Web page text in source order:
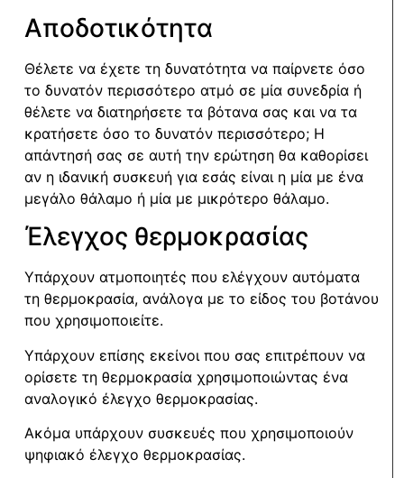
Αποδοτικότητα
Θέλετε να έχετε τη δυνατότητα να παίρνετε όσο
το δυνατόν περισσότερο ατμό σε μία συνεδρία ή
θέλετε να διατηρήσετε τα βότανα σας και να τα
κρατήσετε όσο το δυνατόν περισσότερο; Η
απάντησή σας σε αυτή την ερώτηση θα καθορίσει
αν η ιδανική συσκευή για εσάς είναι η μία με ένα
μεγάλο θάλαμο ή μία με μικρότερο θάλαμο.
Έλεγχος θερμοκρασίας
Υπάρχουν ατμοποιητές που ελέγχουν αυτόματα
τη θερμοκρασία, ανάλογα με το είδος του βοτάνου
που χρησιμοποιείτε.
Υπάρχουν επίσης εκείνοι που σας επιτρέπουν να
ορίσετε τη θερμοκρασία χρησιμοποιώντας ένα
αναλογικό έλεγχο θερμοκρασίας.
Ακόμα υπάρχουν συσκευές που χρησιμοποιούν
ψηφιακό έλεγχο θερμοκρασίας.